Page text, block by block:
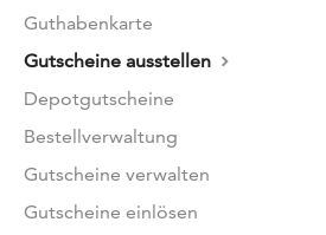
Guthabenkarte
Gutscheine ausstellen
Depotgutscheine
Bestellverwaltung
Gutscheine verwalten
Gutscheine einlösen